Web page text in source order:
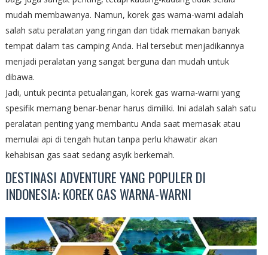
mudah membawanya. Namun, korek gas warna-warni adalah
salah satu peralatan yang ringan dan tidak memakan banyak
tempat dalam tas camping Anda. Hal tersebut menjadikannya
menjadi peralatan yang sangat berguna dan mudah untuk
dibawa.
Jadi, untuk pecinta petualangan, korek gas warna-warni yang
spesifik memang benar-benar harus dimiliki. Ini adalah salah satu
peralatan penting yang membantu Anda saat memasak atau
memulai api di tengah hutan tanpa perlu khawatir akan
kehabisan gas saat sedang asyik berkemah.
DESTINASI ADVENTURE YANG POPULER DI
INDONESIA: KOREK GAS WARNA-WARNI